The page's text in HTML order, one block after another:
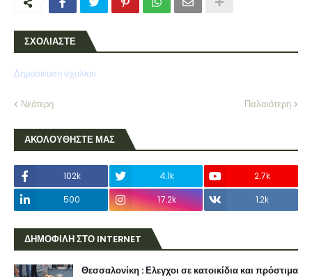
ΣΧΟΛΙΑΣΤΕ
Δημοσίευση σχολίου
Νεότερη Παλαιότερη
ΑΚΟΛΟΥΘΗΣΤΕ ΜΑΣ
102k 4.1k
2.7k
500
17.2k 1.2k
ΔΗΜΟΦΙΛΗ ΣΤΟ INTERNET
Θεσσαλονίκη : Ελεγχοι σε κατοικίδια και πρόστιμα